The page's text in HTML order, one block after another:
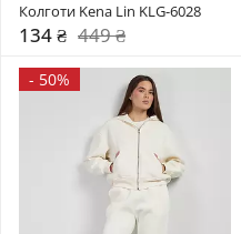
Колготи Kena Lin KLG-6028
134 ₴ 449 ₴
- 50%